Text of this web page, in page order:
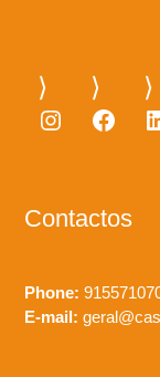
Instagram
Contactos
Phone:
E-mail: